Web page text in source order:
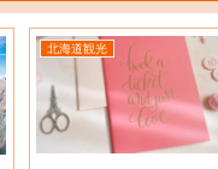
北海道観光